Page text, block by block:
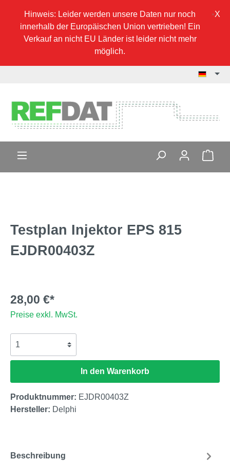
Hinweis: Leider werden unsere Daten nur noch
innerhalb der Europäischen Union vertrieben! Ein
Verkauf an nicht EU Länder ist leider nicht mehr
möglich.
Testplan Injektor EPS 815
EJDR00403Z
28,00 €*
Preise exkl. MwSt.
In den Warenkorb
Produktnummer: EJDR00403Z
Hersteller: Delphi
Beschreibung